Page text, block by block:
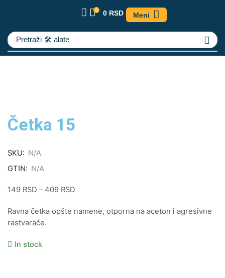
0 0 RSD Meni
Pretraži 🛠️ alate
Četka 15
SKU: N/A
GTIN: N/A
149 RSD – 409 RSD
Ravna četka opšte namene, otporna na aceton i agresivne
rastvarače.
In stock